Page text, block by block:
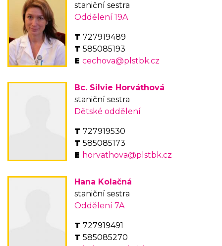
staniční sestra
Oddělení 19A
727919489
585085193
cechova@plstbk.cz
Bc. Silvie Horváthová
staniční sestra
Dětské oddělení
727919530
585085173
horvathova@plstbk.cz
Hana Kolačná
staniční sestra
Oddělení 7A
727919491
585085270